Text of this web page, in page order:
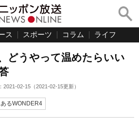
ス スポーツ コラム ライフ
どうやって温めたらいい
2021-02-15 （2021-02-15更新）
るWONDER4